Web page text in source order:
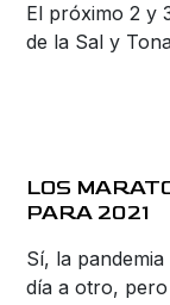
El próximo 2 y
de la Sal y
LOS
PARA 2021
Sí, la
día a otro,